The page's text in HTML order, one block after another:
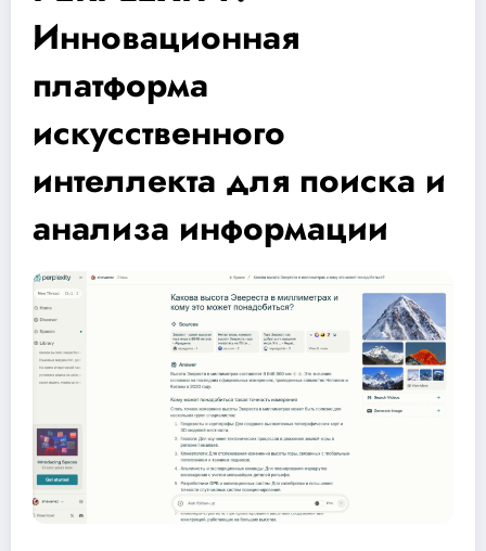
Инновационная
платформа
искусственного
интеллекта для поиска и
анализа информации